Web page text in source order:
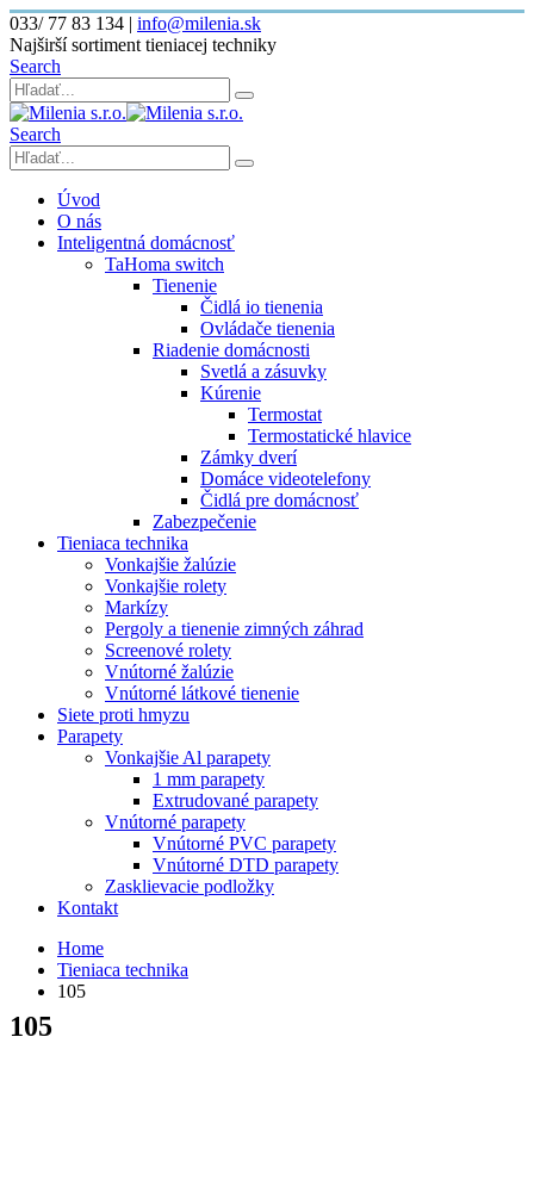
033/ 77 83 134 | info@milenia.sk
Najširší sortiment tieniacej techniky
Search
Search
Úvod
O nás
Inteligentná domácnosť
TaHoma switch
Tienenie
Čidlá io tienenia
Ovládače tienenia
Riadenie domácnosti
Svetlá a zásuvky
Kúrenie
Termostat
Termostatické hlavice
Zámky dverí
Domáce videotelefony
Čidlá pre domácnosť
Zabezpečenie
Tieniaca technika
Vonkajšie žalúzie
Vonkajšie rolety
Markízy
Pergoly a tienenie zimných záhrad
Screenové rolety
Vnútorné žalúzie
Vnútorné látkové tienenie
Siete proti hmyzu
Parapety
Vonkajšie Al parapety
1 mm parapety
Extrudované parapety
Vnútorné parapety
Vnútorné PVC parapety
Vnútorné DTD parapety
Zasklievacie podložky
Kontakt
Home
Tieniaca technika
105
105